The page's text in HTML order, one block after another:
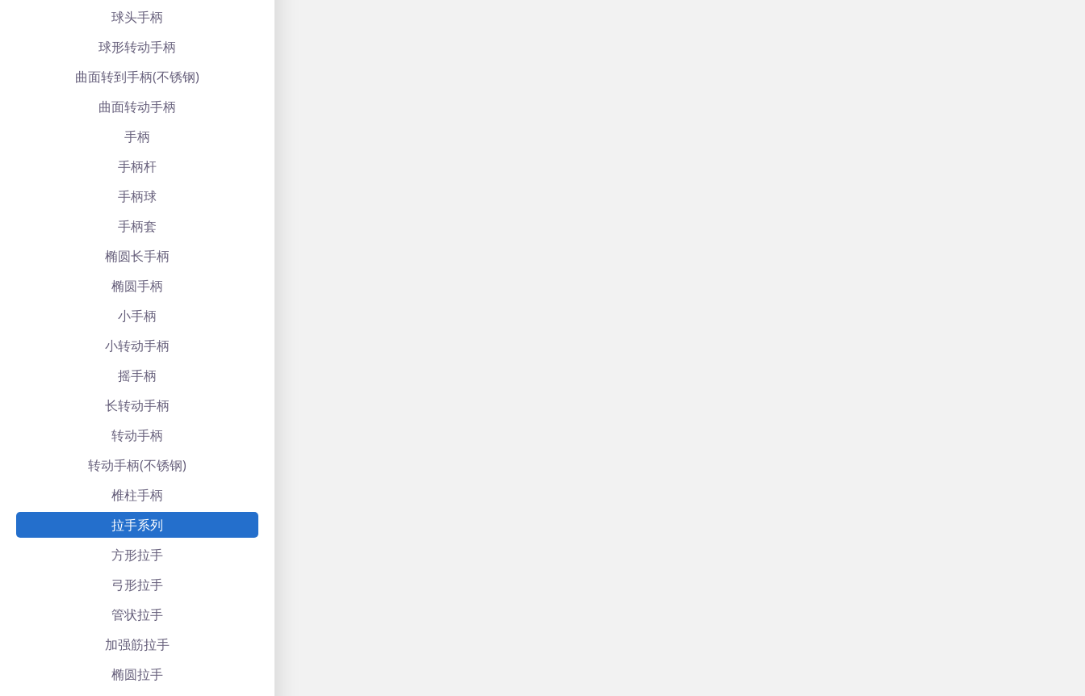
球头手柄
球形转动手柄
曲面转到手柄(不锈钢)
曲面转动手柄
手柄
手柄杆
手柄球
手柄套
椭圆长手柄
椭圆手柄
小手柄
小转动手柄
摇手柄
长转动手柄
转动手柄
转动手柄(不锈钢)
椎柱手柄
拉手系列
方形拉手
弓形拉手
管状拉手
加强筋拉手
椭圆拉手